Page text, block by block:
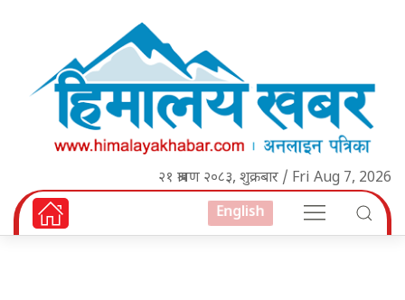
२१ श्रावण २०८३, शुक्रबार / Fri Aug 7, 2026
English